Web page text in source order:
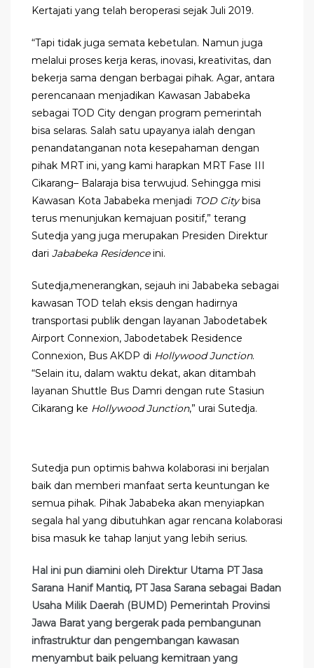
Kertajati yang telah beroperasi sejak Juli 2019.
“Tapi tidak juga semata kebetulan. Namun juga
melalui proses kerja keras, inovasi, kreativitas, dan
bekerja sama dengan berbagai pihak. Agar, antara
perencanaan menjadikan Kawasan Jababeka
sebagai TOD City dengan program pemerintah
bisa selaras. Salah satu upayanya ialah dengan
penandatanganan nota kesepahaman dengan
pihak MRT ini, yang kami harapkan MRT Fase III
Cikarang– Balaraja bisa terwujud. Sehingga misi
Kawasan Kota Jababeka menjadi TOD Citybisa
terus menunjukan kemajuan positif,” terang
Sutedja yang juga merupakan Presiden Direktur
dari Jababeka Residenceini.
Sutedja,menerangkan, sejauh ini Jababeka sebagai
kawasan TOD telah eksis dengan hadirnya
transportasi publik dengan layanan Jabodetabek
Airport Connexion, Jabodetabek Residence
Connexion, Bus AKDP di Hollywood Junction.
“Selain itu, dalam waktu dekat, akan ditambah
layanan Shuttle Bus Damri dengan rute Stasiun
Cikarang ke Hollywood Junction,” urai Sutedja.
Sutedja pun optimis bahwa kolaborasi ini berjalan
baik dan memberi manfaat serta keuntungan ke
semua pihak. Pihak Jababeka akan menyiapkan
segala hal yang dibutuhkan agar rencana kolaborasi
bisa masuk ke tahap lanjut yang lebih serius.
Hal ini pun diamini oleh Direktur Utama PT Jasa
Sarana Hanif Mantiq, PT Jasa Sarana sebagai Badan
Usaha Milik Daerah (BUMD) Pemerintah Provinsi
Jawa Barat yang bergerak pada pembangunan
infrastruktur dan pengembangan kawasan
menyambut baik peluang kemitraan yang